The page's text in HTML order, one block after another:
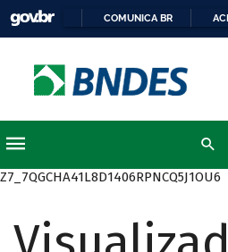
COMUNICA BR
Z7_7QGCHA41L8D1406RPNCQ5J1OU6